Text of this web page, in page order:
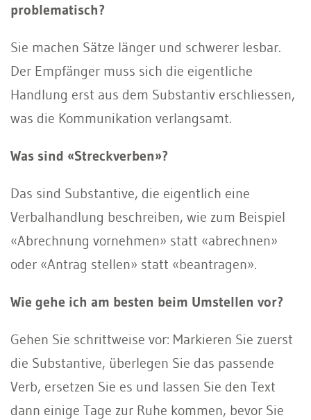
problematisch?
Sie machen Sätze länger und schwerer lesbar.
Der Empfänger muss sich die eigentliche
Handlung erst aus dem Substantiv erschliessen,
was die Kommunikation verlangsamt.
Was sind «Streckverben»?
Das sind Substantive, die eigentlich eine
Verbalhandlung beschreiben, wie zum Beispiel
«Abrechnung vornehmen» statt «abrechnen»
oder «Antrag stellen» statt «beantragen».
Wie gehe ich am besten beim Umstellen vor?
Gehen Sie schrittweise vor: Markieren Sie zuerst
die Substantive, überlegen Sie das passende
Verb, ersetzen Sie es und lassen Sie den Text
dann einige Tage zur Ruhe kommen, bevor Sie